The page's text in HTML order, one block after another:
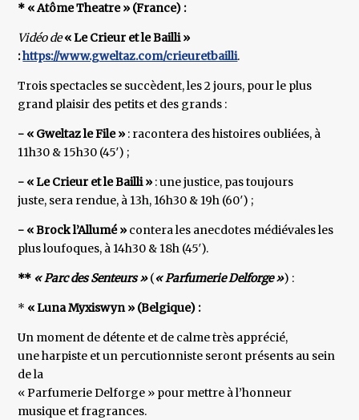
* « Atôme Theatre » (France) :
Vidéo de« Le Crieur et le Bailli »
:https://www.gweltaz.com/crieuretbailli.
Trois spectacles se succèdent, les 2 jours, pour le plus
grand plaisir des petits et des grands :
- « Gweltaz le File » : racontera des histoires oubliées, à
11h30 & 15h30 (45′) ;
- « Le Crieur et le Bailli » : une justice, pas toujours
juste, sera rendue, à 13h, 16h30 & 19h (60′) ;
- « Brock l’Allumé » contera les anecdotes médiévales les
plus loufoques, à 14h30 & 18h (45′).
** « Parc des Senteurs »(« Parfumerie Delforge ») :
* « Luna Myxiswyn » (Belgique) :
Un moment de détente et de calme très apprécié,
une harpiste et un percutionniste seront présents au sein
de la
« Parfumerie Delforge » pour mettre à l’honneur
musique et fragrances.